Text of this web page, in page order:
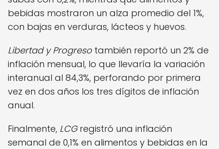
bebidas mostraron un alza promedio del 1%,
con bajas en verduras, lácteos y huevos.
Libertad y Progreso también reportó un 2% de
inflación mensual, lo que llevaría la variación
interanual al 84,3%, perforando por primera
vez en dos años los tres dígitos de inflación
anual.
Finalmente, LCGregistró una inflación
semanal de 0,1% en alimentos y bebidas en la